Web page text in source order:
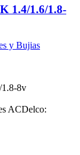
1.4/1.6/1.8-
y Bujias
8v
ACDelco: